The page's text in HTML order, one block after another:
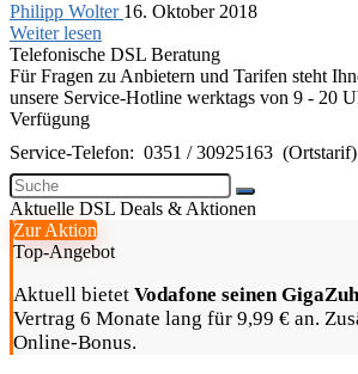
Philipp Wolter 16. Oktober 2018
Weiter lesen
Telefonische DSL Beratung
Für Fragen zu Anbietern und Tarifen steht
unsere Service-Hotline werktags von 9 - 20
Verfügung
Service-Telefon: 0351 / 30925163 (Ortstarif)
Aktuelle DSL Deals & Aktionen
Zur Aktion
Top-Angebot
Aktuell bietet Vodafone seinen
Vertrag 6 Monate lang für 9,99 € an.
Online-Bonus.